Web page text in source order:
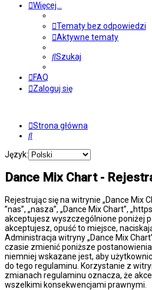
Więcej…
Tematy bez odpowiedzi
Aktywne tematy
Szukaj
FAQ
Zaloguj się
Strona główna
Szukaj
Język:
Dance Mix Chart -
Rejestrując się na witrynie „Dance Mix
”nas”, „nasza”, „Dance Mix Chart”,
akceptujesz wyszczególnione poniżej
akceptujesz, opuść to miejsce,
Administracja witryny „Dance Mix
czasie zmienić poniższe
niemniej wskazane jest, aby
do tego regulaminu. Korzystanie z
zmianach regulaminu oznacza, że
wszelkimi konsekwencjami prawnymi.